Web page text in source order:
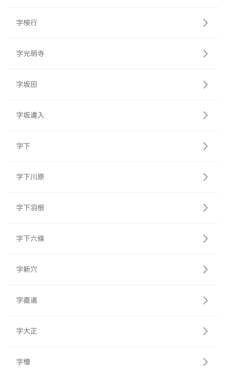
字検行
字光明寺
字坂田
字坂違入
字下
字下川原
字下羽根
字下六條
字新穴
字直道
字大正
字檀